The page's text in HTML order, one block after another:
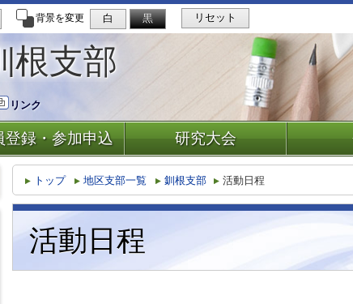
背景を変更 白 黒 リセット
根支部
リンク
登録・参加申込 研究大会
トップ 地区支部一覧 釧根支部 活動日程
活動日程